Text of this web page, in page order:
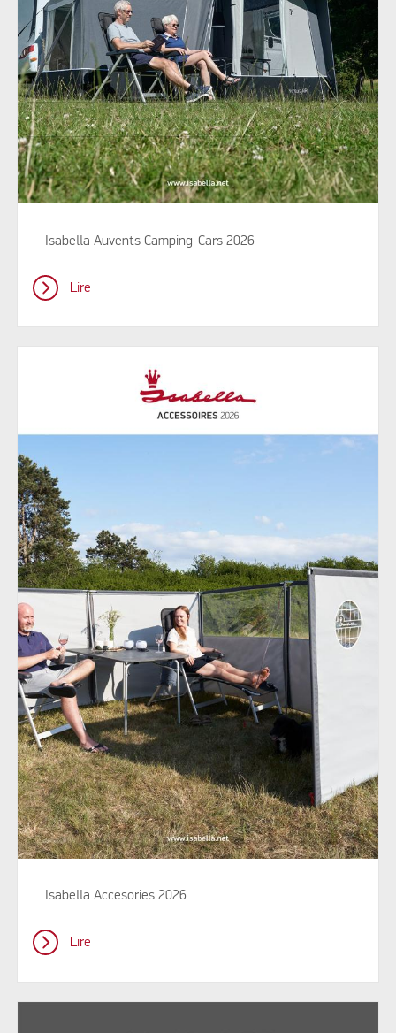
Isabella Auvents Camping-Cars 2026
Lire
Isabella Accesories 2026
Lire